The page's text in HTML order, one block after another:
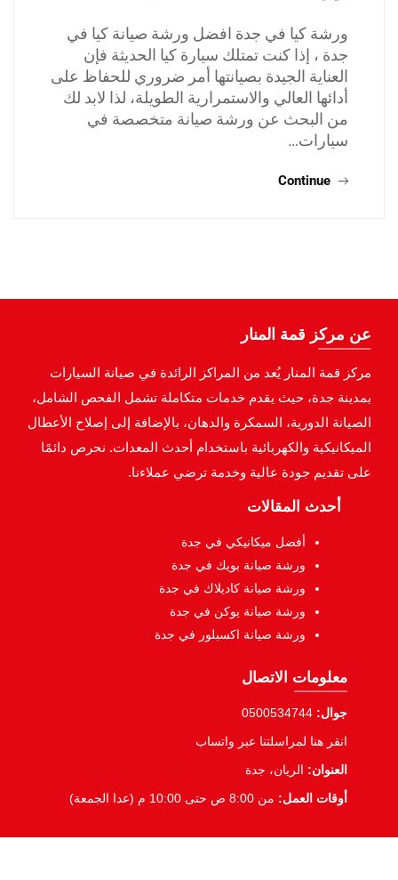
ورشة كيا في جدة افضل ورشة صيانة كيا في
جدة ، إذا كنت تمتلك سيارة كيا الحديثة فإن
العناية الجيدة بصيانتها أمر ضروري للحفاظ على
أدائها العالي والاستمرارية الطويلة، لذا لابد لك
من البحث عن ورشة صيانة متخصصة في
سيارات…
Continue
عن مركز قمة المنار
مركز قمة المنار يُعد من المراكز الرائدة في صيانة السيارات
بمدينة جدة، حيث يقدم خدمات متكاملة تشمل الفحص الشامل،
الصيانة الدورية، السمكرة والدهان، بالإضافة إلى إصلاح الأعطال
الميكانيكية والكهربائية باستخدام أحدث المعدات. نحرص دائمًا
على تقديم جودة عالية وخدمة ترضي عملاءنا.
أحدث المقالات
أفضل ميكانيكي في جدة
ورشة صيانة بويك في جدة
ورشة صيانة كاديلاك في جدة
ورشة صيانة يوكن في جدة
ورشة صيانة اكسبلور في جدة
معلومات الاتصال
جوال: 0500534744
انقر هنا لمراسلتنا عبر واتساب
العنوان: الريان، جدة
أوقات العمل: من 8:00 ص حتى 10:00 م (عدا الجمعة)